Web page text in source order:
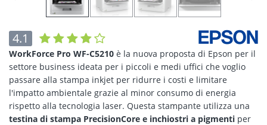
4.1
WorkForce Pro WF-C5210 è la nuova proposta di Epson per il
settore business ideata per i piccoli e medi uffici che voglio
passare alla stampa inkjet per ridurre i costi e limitare
l'impatto ambientale grazie al minor consumo di energia
rispetto alla tecnologia laser. Questa stampante utilizza una
testina di stampa PrecisionCore e inchiostri a pigmenti per